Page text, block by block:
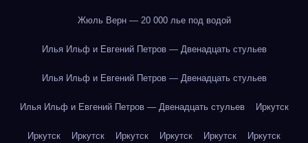
Жюль Верн — 20 000 лье под водой
Илья Ильф и Евгений Петров — Двенадцать стульев
Илья Ильф и Евгений Петров — Двенадцать стульев
Илья Ильф и Евгений Петров — Двенадцать стульев Иркутск
Иркутск Иркутск Иркутск Иркутск Иркутск Иркутск